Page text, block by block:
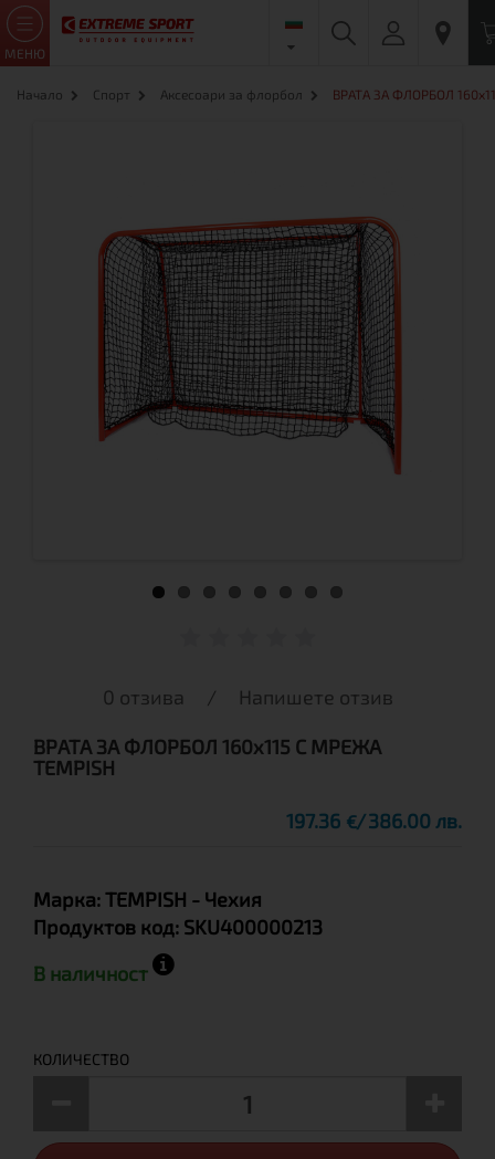
МЕНЮ
Начало Спорт Аксесоари за флорбол ВРАТА ЗА ФЛОРБОЛ
0 отзива / Напишете отзив
ВРАТА ЗА ФЛОРБОЛ 160x115 С МРЕЖА
TEMPISH
197.36 € 386.00 лв.
Марка:TEMPISH - Чехия
Продуктов код: SKU400000213
В наличност
КОЛИЧЕСТВО